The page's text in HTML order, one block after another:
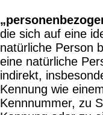
die sich auf eine
natürliche Person
eine natürliche
indirekt,
Kennung wie
Kennnummer, zu